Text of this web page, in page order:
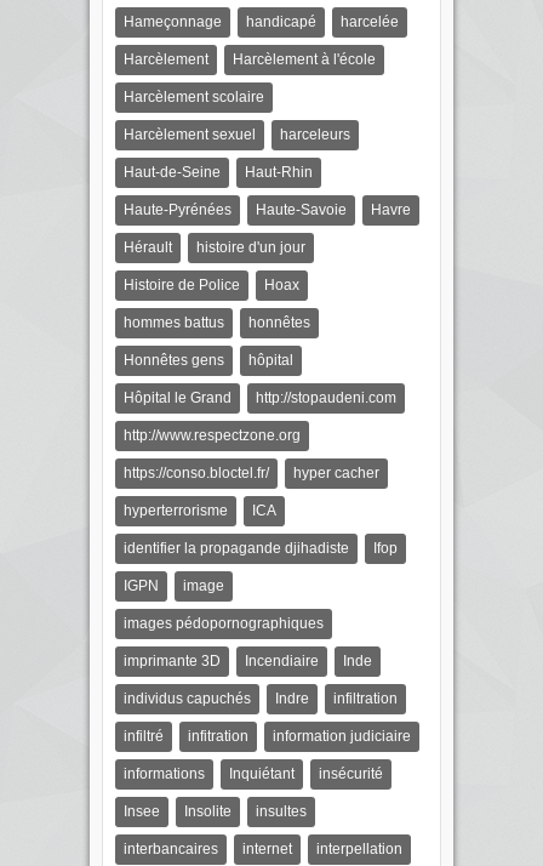
Hameçonnage handicapé harcelée
Harcèlement Harcèlement à l'école
Harcèlement scolaire
Harcèlement sexuel harceleurs
Haut-de-Seine Haut-Rhin
Haute-Pyrénées Haute-Savoie Havre
Hérault histoire d'un jour
Histoire de Police Hoax
hommes battus honnêtes
Honnêtes gens hôpital
Hôpital le Grand http://stopaudeni.com
http://www.respectzone.org
https://conso.bloctel.fr/ hyper cacher
hyperterrorisme ICA
identifier la propagande djihadiste Ifop
IGPN image
images pédopornographiques
imprimante 3D Incendiaire Inde
individus capuchés Indre infiltration
infiltré infitration information judiciaire
informations Inquiétant insécurité
Insee Insolite insultes
interbancaires internet interpellation